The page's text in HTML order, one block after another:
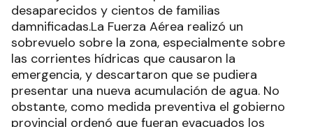
desaparecidos y cientos de familias
damnificadas.La Fuerza Aérea realizó un
sobrevuelo sobre la zona, especialmente sobre
las corrientes hídricas que causaron la
emergencia, y descartaron que se pudiera
presentar una nueva acumulación de agua. No
obstante, como medida preventiva el gobierno
provincial ordenó que fueran evacuados los